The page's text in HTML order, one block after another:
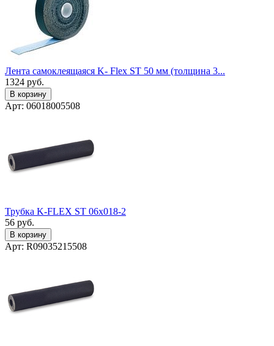
Лента самоклеящаяся K- Flex ST 50 мм (толщина 3...
1324 руб.
В корзину
Арт: 06018005508
Трубка K-FLEX ST 06х018-2
56 руб.
В корзину
Арт: R09035215508